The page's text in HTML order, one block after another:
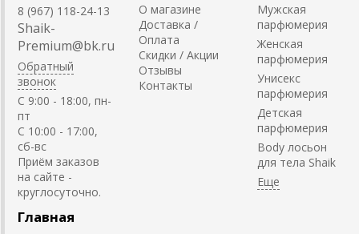
8 (967) 118-24-13
Shaik-
Premium@bk.ru
Обратный
звонок
C 9:00 - 18:00, пн-
пт
С 10:00 - 17:00,
сб-вс
Приём заказов
на сайте -
круглосуточно.
О магазине
Доставка /
Оплата
Скидки / Акции
Отзывы
Контакты
Мужская
парфюмерия
Женская
парфюмерия
Унисекс
парфюмерия
Детская
парфюмерия
Body лосьон
для тела Shaik
Главная